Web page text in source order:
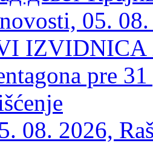
05.
IZVIDNICA
pre
08. 2026,